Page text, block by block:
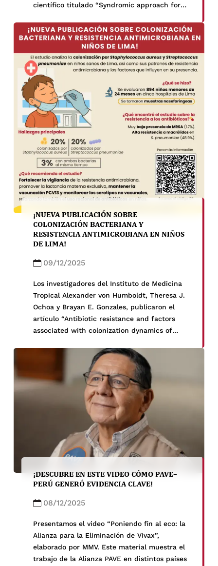
científico titulado “Syndromic approach for
pathogenic alphaviruses”, publicado en la
revista Journal of Clinical Virology.
¡NUEVA PUBLICACIÓN SOBRE
COLONIZACIÓN BACTERIANA Y
RESISTENCIA ANTIMICROBIANA EN NIÑOS
DE LIMA!
09/12/2025
Los investigadores del Instituto de Medicina
Tropical Alexander von Humboldt, Theresa J.
Ochoa y Brayan E. Gonzales, publicaron el
artículo “Antibiotic resistance and factors
associated with colonization dynamics of
pneumoniae in healthy children in Lima,
Peru” en la revista Epidemiology & Infection
en el año 2025.
¡DESCUBRE EN ESTE VIDEO CÓMO PAVE–
PERÚ GENERÓ EVIDENCIA CLAVE!
08/12/2025
Presentamos el video “Poniendo fin al eco: la
Alianza para la Eliminación de Vivax”,
elaborado por MMV. Este material muestra el
trabajo de la Alianza PAVE en distintos países